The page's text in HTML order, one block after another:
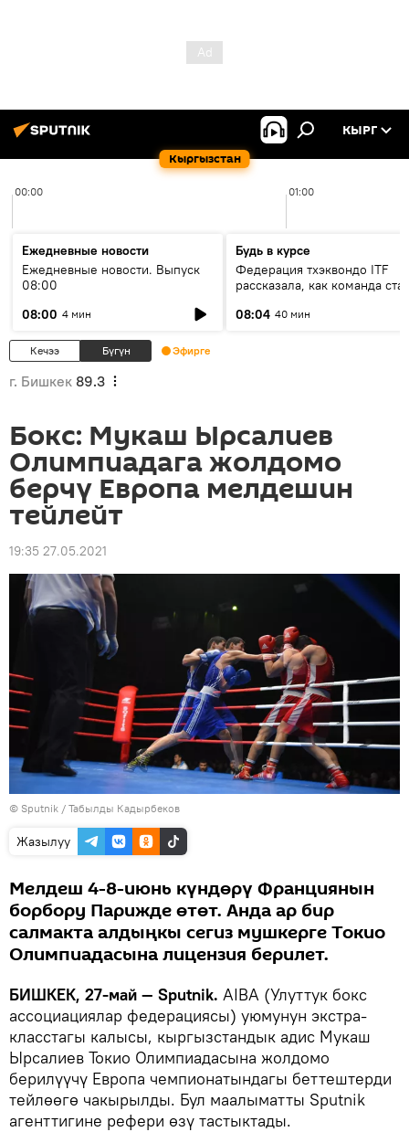
Кыргызстан
КЫРГ
00:00 01:00
Ежедневные новости
Ежедневные новости. Выпуск
08:00
08:00 4 мин
Будь в курсе
Федерация тхэквондо ITF
рассказала, как команда
08:04 40 мин
Кечээ Бүгүн Эфирге
г. Бишкек 89.3
Бокс: Мукаш Ырсалиев
Олимпиадага жолдомо
берчү Европа мелдешин
тейлейт
19:35 27.05.2021
© Sputnik / Табылды Кадырбеков
Жазылуу
Мелдеш 4-8-июнь күндөрү Франциянын
борбору Парижде өтөт. Анда ар бир
салмакта алдыңкы сегиз мушкерге Токио
Олимпиадасына лицензия берилет.
БИШКЕК, 27-май — Sputnik. AIBA (Улуттук бокс
ассоциациялар федерациясы) уюмунун экстра-
класстагы калысы, кыргызстандык адис Мукаш
Ырсалиев Токио Олимпиадасына жолдомо
берилүүчү Европа чемпионатындагы беттештерди
тейлөөгө чакырылды. Бул маалыматты Sputnik
агенттигине рефери өзү тастыктады.